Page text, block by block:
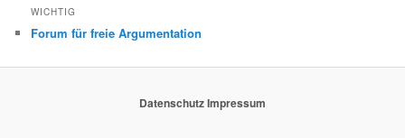
WICHTIG
Forum für freie Argumentation
DatenschutzImpressum